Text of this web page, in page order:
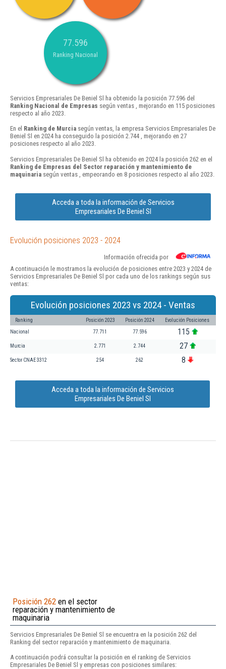
77.596
Ranking Nacional
Servicios Empresariales De Beniel Sl ha obtenido la posición 77.596 del
Ranking Nacional de Empresas según ventas , mejorando en 115 posiciones
respecto al año 2023.
En el Ranking de Murcia según ventas, la empresa Servicios Empresariales De
Beniel Sl en 2024 ha conseguido la posición 2.744 , mejorando en 27
posiciones respecto al año 2023.
Servicios Empresariales De Beniel Sl ha obtenido en 2024 la posición 262 en el
Ranking de Empresas del Sector reparación y mantenimiento de
maquinaria según ventas , empeorando en 8 posiciones respecto al año 2023.
Acceda a toda la información de Servicios
Empresariales De Beniel Sl
Evolución posiciones 2023 - 2024
Información ofrecida por
A continuación le mostramos la evolución de posiciones entre 2023 y 2024 de
Servicios Empresariales De Beniel Sl por cada uno de los rankings según sus
ventas:
Evolución posiciones 2023 vs 2024 - Ventas
Ranking Posición 2023 Posición 2024 Evolución Posiciones
Nacional 77.711 77.596 115
Murcia 2.771 2.744 27
Sector CNAE 3312 254 262 8
Acceda a toda la información de Servicios
Empresariales De Beniel Sl
Posición 262 en el sector
reparación y mantenimiento de
maquinaria
Servicios Empresariales De Beniel Sl se encuentra en la posición 262 del
Ranking del sector reparación y mantenimiento de maquinaria.
A continuación podrá consultar la posición en el ranking de Servicios
Empresariales De Beniel Sl y empresas con posiciones similares: